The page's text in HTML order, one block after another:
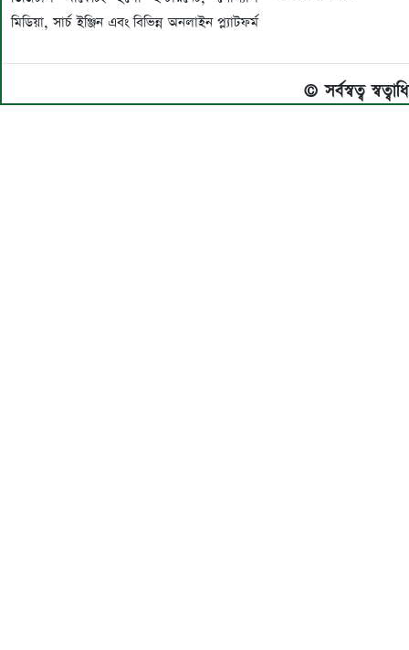
মিডিয়া, সার্চ ইঞ্জিন এবং বিভিন্ন অনলাইন প্ল্যাটফর্ম
© সর্বস্বত্ব